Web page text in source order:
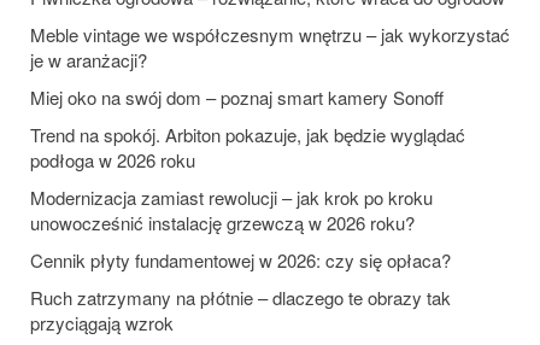
Meble vintage we współczesnym wnętrzu – jak wykorzystać
je w aranżacji?
Miej oko na swój dom – poznaj smart kamery Sonoff
Trend na spokój. Arbiton pokazuje, jak będzie wyglądać
podłoga w 2026 roku
Modernizacja zamiast rewolucji – jak krok po kroku
unowocześnić instalację grzewczą w 2026 roku?
Cennik płyty fundamentowej w 2026: czy się opłaca?
Ruch zatrzymany na płótnie – dlaczego te obrazy tak
przyciągają wzrok